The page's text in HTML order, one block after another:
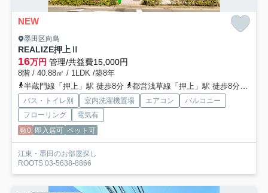
NEW
墨田区向島
REALIZE押上Ⅱ
16万円 管理/共益費15,000円
8階 / 40.88㎡ / 1LDK /築8年
半蔵門線「押上」駅 徒歩8分
都営浅草線「押上」駅 徒歩8分
バス・トイレ別 室内洗濯機置場 エアコン
バルコニー
フローリング
電気有
敷0 即入居可 ペット可
江東・墨田のお部屋探し
ROOTS 03-5638-8866